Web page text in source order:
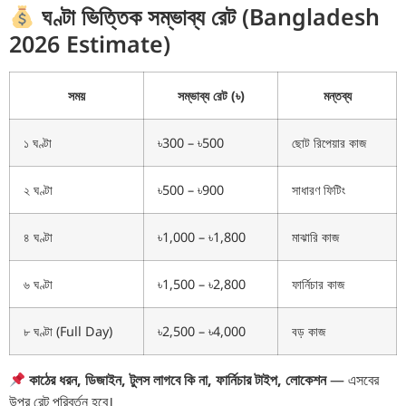
ঘণ্টা ভিত্তিক সম্ভাব্য রেট (Bangladesh
2026 Estimate)
সময় সম্ভাব্য রেট (৳) মন্তব্য
১ ঘণ্টা ৳300 – ৳500 ছোট রিপেয়ার কাজ
২ ঘণ্টা ৳500 – ৳900 সাধারণ ফিটিং
৪ ঘণ্টা ৳1,000 – ৳1,800 মাঝারি কাজ
৬ ঘণ্টা ৳1,500 – ৳2,800 ফার্নিচার কাজ
৮ ঘণ্টা (Full Day) ৳2,500 – ৳4,000 বড় কাজ
কাঠের ধরন, ডিজাইন, টুলস লাগবে কি না, ফার্নিচার টাইপ, লোকেশন— এসবের
উপর রেট পরিবর্তন হবে।